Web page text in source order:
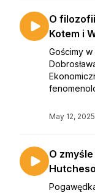
O
Kotem i
Gościmy
May 12, 2025
O